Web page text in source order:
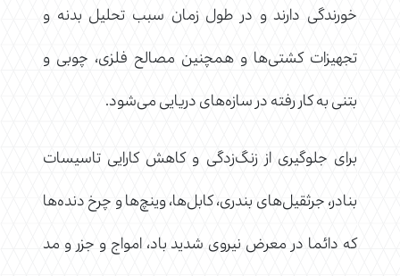
خورندگی دارند و در طول زمان سبب تحلیل بدنه و
تجهیزات کشتی‌ها و همچنین مصالح فلزی، چوبی و
بتنی به کار رفته در سازه‌های دریایی می‌شود.
برای جلوگیری از زنگ‌زدگی و کاهش کارایی تاسیسات
بنادر، جرثقیل‌های بندری، کابل‌ها، وینچ‌ها و چرخ دنده‌ها
که دائما در معرض نیروی شدید باد، امواج و جزر و مد